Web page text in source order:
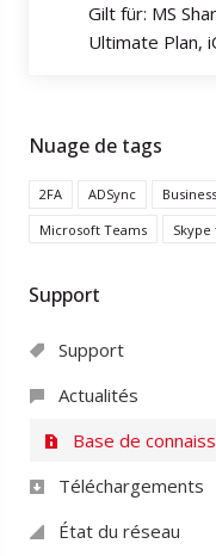
Nuage de tags
2FA ADSync
Microsoft Teams
Skype
Support
Support
Actualités
Base de
Téléchargements
État du réseau
Gilt für: MS
Ultimate Plan,